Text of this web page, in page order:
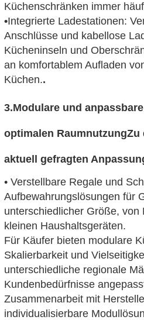
Küchenschränken immer
•Integrierte Ladestationen:
Anschlüsse und kabellose
Kücheninseln und
an komfortablem Aufladen
Küchen..
3.Modulare und
optimalen RaumnutzungZu
aktuell gefragten
• Verstellbare Regale und
Aufbewahrungslösungen für
unterschiedlicher Größe, von
kleinen Haushaltsgeräten.
Für Käufer bieten modulare
Skalierbarkeit und
unterschiedliche regionale
Kundenbedürfnisse
Zusammenarbeit mit
individualisierbare